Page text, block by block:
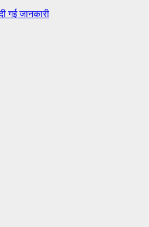
गई जानकारी